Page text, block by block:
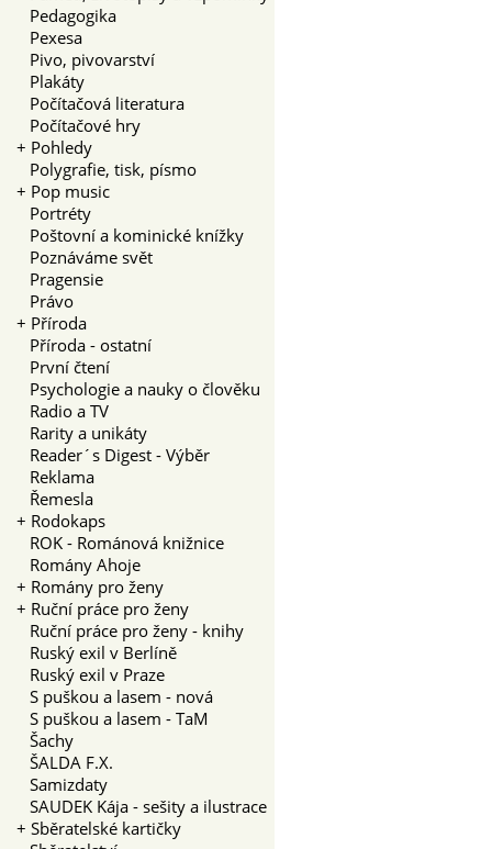
Pedagogika
Pexesa
Pivo, pivovarství
Plakáty
Počítačová literatura
Počítačové hry
+ Pohledy
Polygrafie, tisk, písmo
+ Pop music
Portréty
Poštovní a kominické knížky
Poznáváme svět
Pragensie
Právo
+ Příroda
Příroda - ostatní
První čtení
Psychologie a nauky o člověku
Radio a TV
Rarity a unikáty
Reader´s Digest - Výběr
Reklama
Řemesla
+ Rodokaps
ROK - Románová knižnice
Romány Ahoje
+ Romány pro ženy
+ Ruční práce pro ženy
Ruční práce pro ženy - knihy
Ruský exil v Berlíně
Ruský exil v Praze
S puškou a lasem - nová
S puškou a lasem - TaM
Šachy
ŠALDA F.X.
Samizdaty
SAUDEK Kája - sešity a ilustrace
+ Sběratelské kartičky